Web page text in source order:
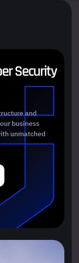
erSecurity
and
business
unmatched